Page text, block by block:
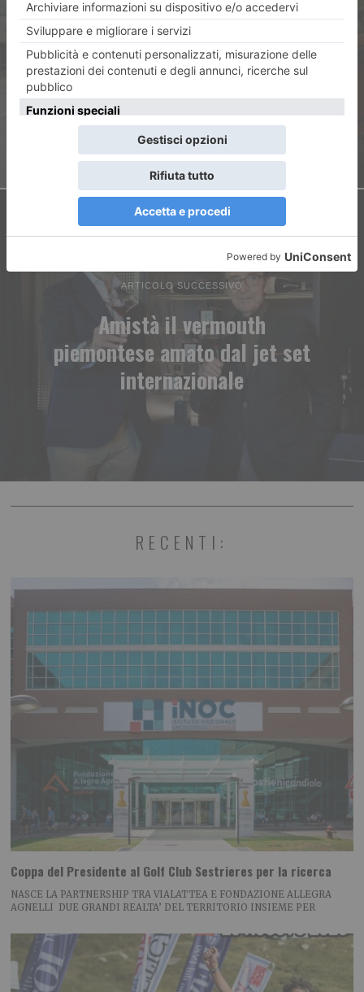
Rete extraurbana, un solo
cambio per arrivare a Torino:
la sfida del nuovo piano
trasporti
ARTICOLO SUCCESSIVO
Amistà il vermouth
piemontese amato dal jet set
internazionale
RECENTI:
Coppa del Presidente al Golf Club Sestrieres per la ricerca
NASCE LA PARTNERSHIP TRA VIALATTEA E FONDAZIONE ALLEGRA
AGNELLI DUE GRANDI REALTA’ DEL TERRITORIO INSIEME PER